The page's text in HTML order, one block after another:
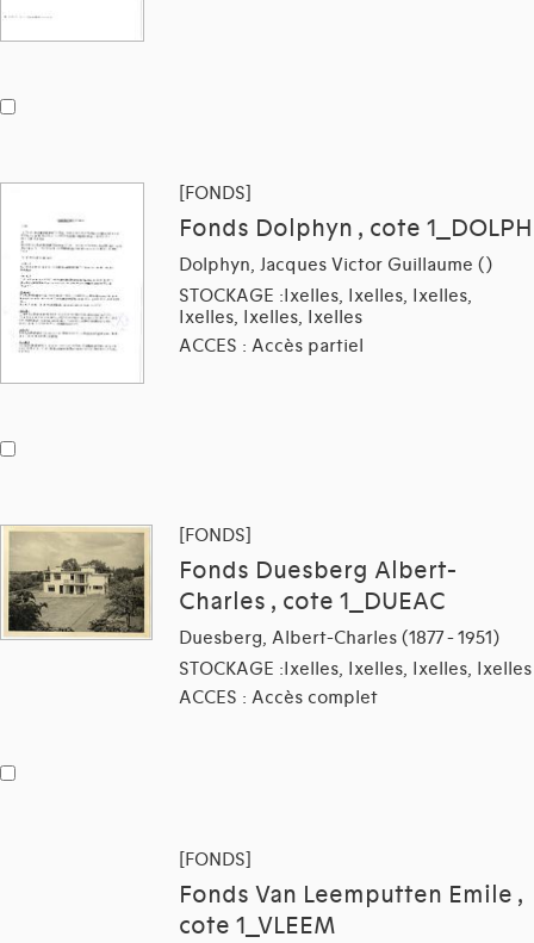
[FONDS]
Fonds Dolphyn , cote 1_DOLPH
Dolphyn, Jacques Victor Guillaume ()
STOCKAGE :Ixelles, Ixelles, Ixelles,
Ixelles, Ixelles, Ixelles
ACCES : Accès partiel
[FONDS]
Fonds Duesberg Albert-
Charles , cote 1_DUEAC
Duesberg, Albert-Charles (1877 - 1951)
STOCKAGE :Ixelles, Ixelles, Ixelles, Ixelles
ACCES : Accès complet
[FONDS]
Fonds Van Leemputten Emile ,
cote 1_VLEEM